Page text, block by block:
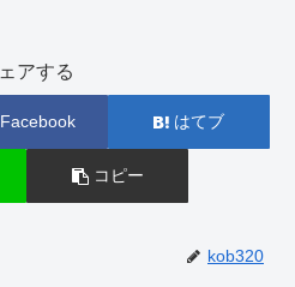
アする
Facebook はてブ
コピー
kob320